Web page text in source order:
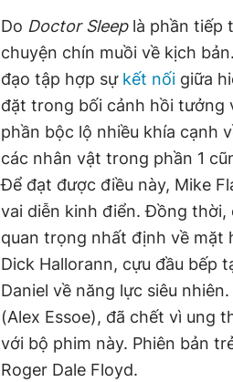
Do Doctor Sleep là phần tiếp
chuyện chín muồi về kịch
đạo tập hợp sự kết nối giữa
đặt trong bối cảnh hồi tưởng
phần bộc lộ nhiều khía cạnh
các nhân vật trong phần 1
Để đạt được điều này, Mike
vai diễn kinh điển. Đồng
quan trọng nhất định về mặt
Dick Hallorann, cựu đầu bếp
Daniel về năng lực siêu
(Alex Essoe), đã chết vì ung
với bộ phim này. Phiên bản
Roger Dale Floyd.